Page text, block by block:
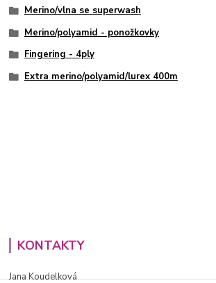
Merino/vlna se superwash
Merino/polyamid - ponožkovky
Fingering - 4ply
Extra merino/polyamid/lurex 400m
KONTAKTY
Jana Koudelková